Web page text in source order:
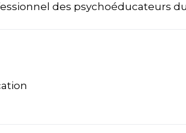
des psychoéducateurs